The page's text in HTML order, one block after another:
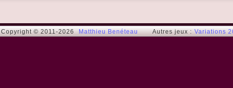
Copyright © 2011-2026 Matthieu Benéteau Autres jeux : Variations